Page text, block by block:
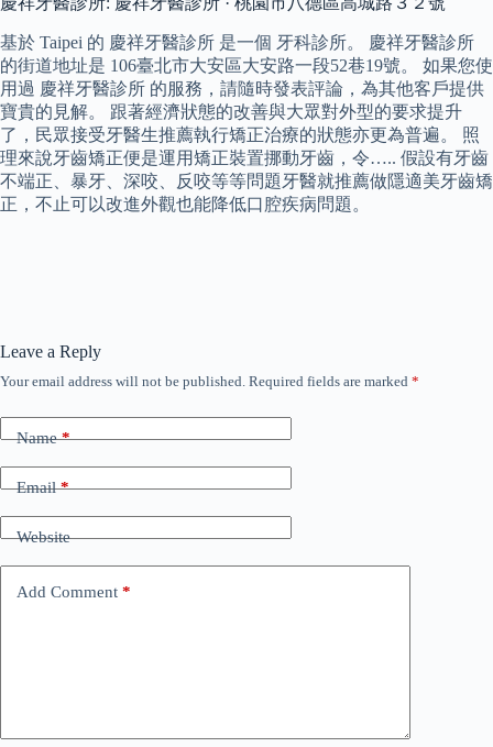
基於 Taipei 的 慶祥牙醫診所 是一個 牙科診所。 慶祥牙醫診所
的街道地址是 106臺北市大安區大安路一段52巷19號。 如果您使
用過 慶祥牙醫診所 的服務，請隨時發表評論，為其他客戶提供
寶貴的見解。 跟著經濟狀態的改善與大眾對外型的要求提升
了，民眾接受牙醫生推薦執行矯正治療的狀態亦更為普遍。 照
理來說牙齒矯正便是運用矯正裝置挪動牙齒，令….. 假設有牙齒
不端正、暴牙、深咬、反咬等等問題牙醫就推薦做隱適美牙齒矯
正，不止可以改進外觀也能降低口腔疾病問題。
Leave a Reply
Your email address will not be published. Required fields are marked *
Name*
Email*
Website
Add Comment *